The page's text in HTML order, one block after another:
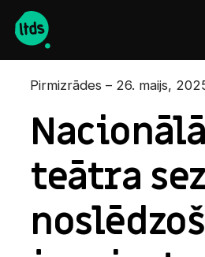
Pirmizrādes – 26. maijs,
Nacionālā
teātra